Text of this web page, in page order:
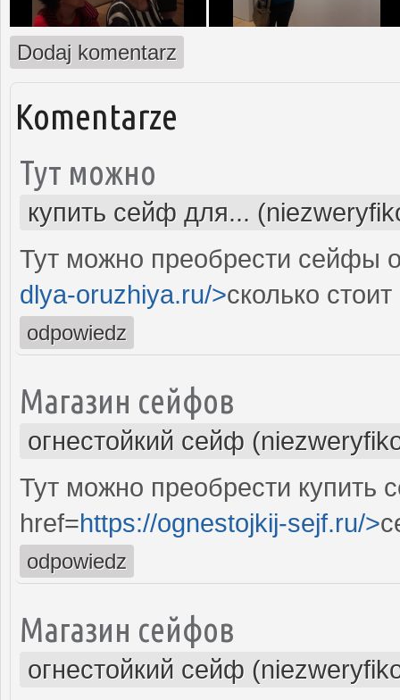
Dodaj komentarz
Komentarze
Тут можно
купить сейф для...
Тут можно преобрести сейфы
dlya-oruzhiya.ru/>сколько
odpowiedz
Магазин сейфов
огнестойкий сейф
Тут можно преобрести купить
href=https://ognestojkij-sejf.ru/>
odpowiedz
Магазин сейфов
огнестойкий сейф